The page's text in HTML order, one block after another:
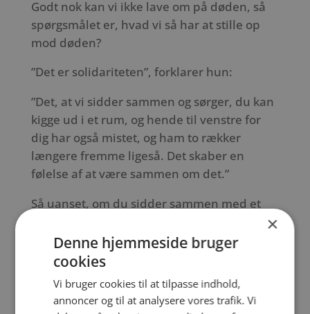
Godt nok kan vi ikke lave om på døden, så
spørgsmålet er, hvad vi så har at stille op
mod døden?
”Det er solidariteten”, forklarer hun:
”Det, at vi sidder sammen og sørger, du kan
kigge ud i et rum, og hende til venstre for
dig har også mistet, og ham to rækker
længere fremme ligeså. Det skaber en
følelse af at være sammen om det.”
Så uanset, om du sidder sammen med et
samme, eller om du kigger over på hende
den fremmede, du ikke aner, hvad hedder,
så bliver der skabt en solidaritet folk
imellem, fordi man kan spejle sig i
×
Denne hjemmeside bruger
cookies
Vi bruger cookies til at tilpasse indhold,
annoncer og til at analysere vores trafik. Vi